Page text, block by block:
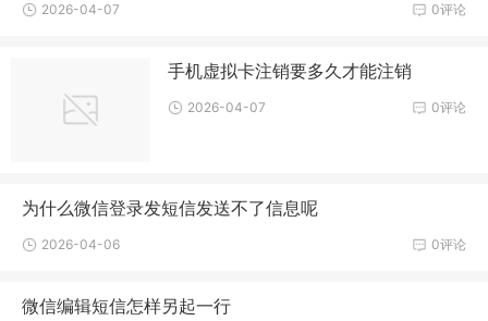
0评论
2026-04-07
手机虚拟卡注销要多久才能注销
0评论
2026-04-07
为什么微信登录发短信发送不了信息呢
0评论
2026-04-06
微信编辑短信怎样另起一行